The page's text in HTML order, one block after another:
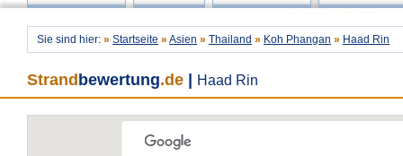
Sie sind hier: » Startseite » Asien » Thailand » Koh Phangan » Haad Rin
Strand bewertung.de Haad Rin